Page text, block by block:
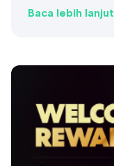
Baca lebih lanjut